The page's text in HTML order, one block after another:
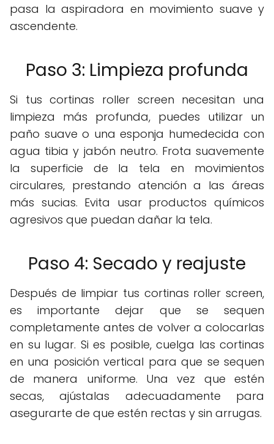
pasa la aspiradora en movimiento suave y
ascendente.
Paso 3: Limpieza profunda
Si tus cortinas roller screen necesitan una
limpieza más profunda, puedes utilizar un
paño suave o una esponja humedecida con
agua tibia y jabón neutro. Frota suavemente
la superficie de la tela en movimientos
circulares, prestando atención a las áreas
más sucias. Evita usar productos químicos
agresivos que puedan dañar la tela.
Paso 4: Secado y reajuste
Después de limpiar tus cortinas roller screen,
es importante dejar que se sequen
completamente antes de volver a colocarlas
en su lugar. Si es posible, cuelga las cortinas
en una posición vertical para que se sequen
de manera uniforme. Una vez que estén
secas, ajústalas adecuadamente para
asegurarte de que estén rectas y sin arrugas.